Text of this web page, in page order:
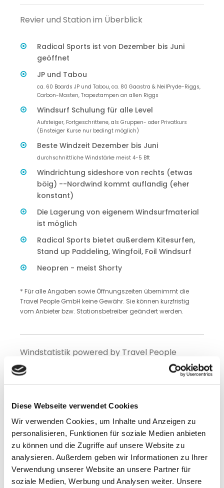
Diese Webseite verwendet Cookies
Wir verwenden Cookies, um Inhalte und Anzeigen zu
personalisieren, Funktionen für soziale Medien anbieten
zu können und die Zugriffe auf unsere Website zu
analysieren. Außerdem geben wir Informationen zu Ihrer
Verwendung unserer Website an unsere Partner für
soziale Medien, Werbung und Analysen weiter. Unsere
Revier und Station im Überblick
Radical Sports ist von Dezember bis Juni
geöffnet
JP und Tabou
ca. 60 Boards JP und Tabou, ca. 80 Gaastra & NeilPryde-Riggs,
Carbon-Masten, Trapeztampen an allen Riggs
Windsurf Schulung für alle Level
Aufsteiger, Fortgeschrittene, als Gruppen- oder Privatkurs
(Einsteiger Kurse nur bedingt möglich)
Beste Windzeit Dezember bis Juni
durchschnittliche Windstärke meist 4-5 Bft
Windrichtung sideshore von rechts (etwas
böig) --Nordwind kommt auflandig (eher
konstant)
Die Lagerung von eigenem Windsurfmaterial
ist möglich
Radical Sports bietet außerdem Kitesurfen,
Stand up Paddeling, Wingfoil, Foil Windsurf
Neopren - meist Shorty
* Für alle Angaben sowie Öffnungszeiten übernimmt die
Travel People GmbH keine Gewähr. Sie können kurzfristig
vom Anbieter bzw. Stationsbetreiber geändert werden.
Windstatistik powered by Travel People
Partner Windfinder
Karte